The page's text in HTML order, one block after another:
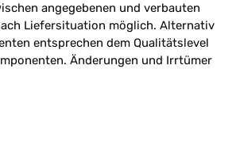
angegebenen und verbauten
Liefersituation möglich. Alternativ
entsprechen dem Qualitätslevel
Änderungen und Irrtümer